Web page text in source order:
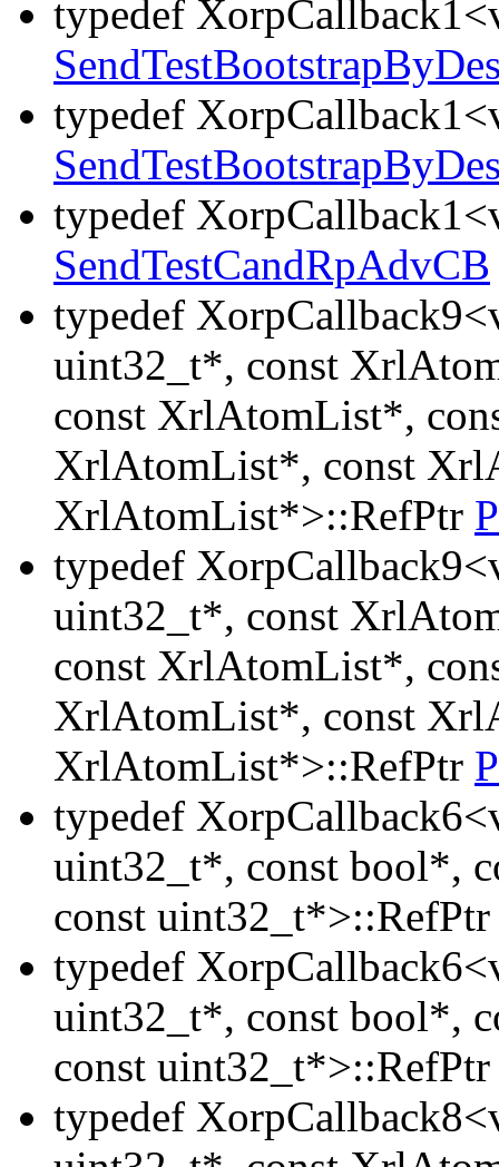
typedef
typedef
typedef
SendTestCandRpAdvCB
typedef
uint32_t*, const
const XrlAtomList*,
XrlAtomList*, const
XrlAtomList*>::RefPtr
typedef
uint32_t*, const
const XrlAtomList*,
XrlAtomList*, const
XrlAtomList*>::RefPtr
typedef
uint32_t*, const bool*,
const
typedef
uint32_t*, const bool*,
const
typedef